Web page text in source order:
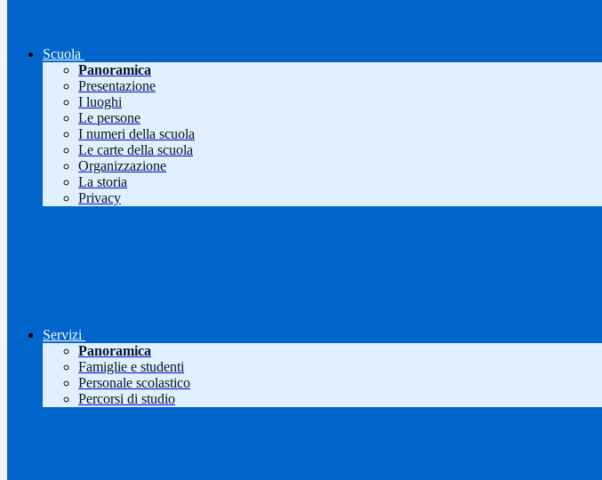
Scuola
Panoramica
Presentazione
I luoghi
Le persone
I numeri della scuola
Le carte della scuola
Organizzazione
La storia
Privacy
Servizi
Panoramica
Famiglie e studenti
Personale scolastico
Percorsi di studio